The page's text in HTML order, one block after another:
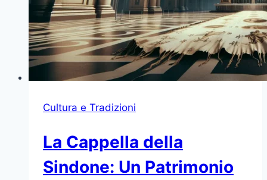
Cultura e Tradizioni
La Cappella della
Sindone: Un Patrimonio